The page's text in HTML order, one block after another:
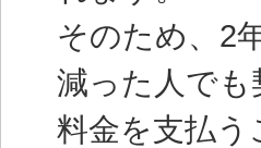
そのため、2
減った人でも
料金を支払